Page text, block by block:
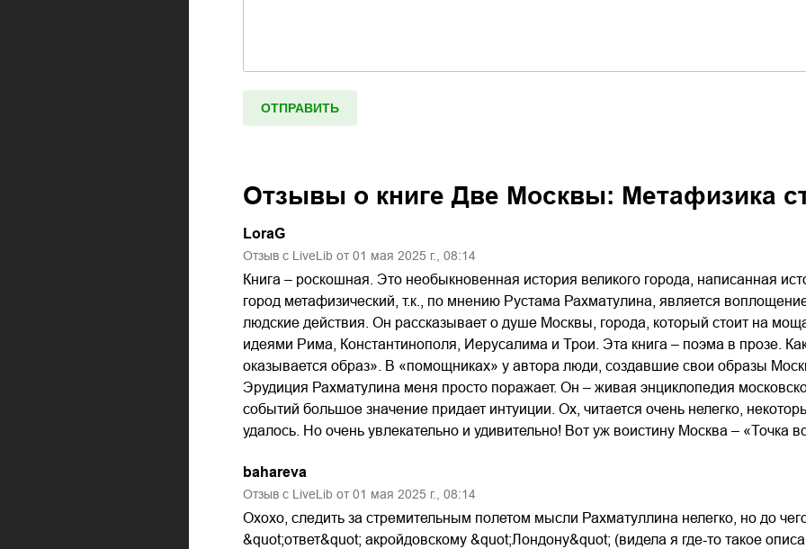
Отзывы о книге Две Москвы: Метафизика
LoraG
Отзыв с LiveLib от 01 мая 2025 г., 08:14
Книга – роскошная. Это необыкновенная история великого города, написанная
город метафизический, т.к., по мнению Рустама Рахматулина, является
людские действия. Он рассказывает о душе Москвы, города, который стоит на
идеями Рима, Константинополя, Иерусалима и Трои. Эта книга – поэма в прозе.
оказывается образ». В «помощниках» у автора люди, создавшие свои образы
Эрудиция Рахматулина меня просто поражает. Он – живая энциклопедия
событий большое значение придает интуиции. Ох, читается очень нелегко,
удалось. Но очень увлекательно и удивительно! Вот уж воистину Москва – «Точка
bahareva
Отзыв с LiveLib от 01 мая 2025 г., 08:14
Охохо, следить за стремительным полетом мысли Рахматуллина нелегко, но до
&quot;ответ&quot; акройдовскому &quot;Лондону&quot; (видела я где-то такое